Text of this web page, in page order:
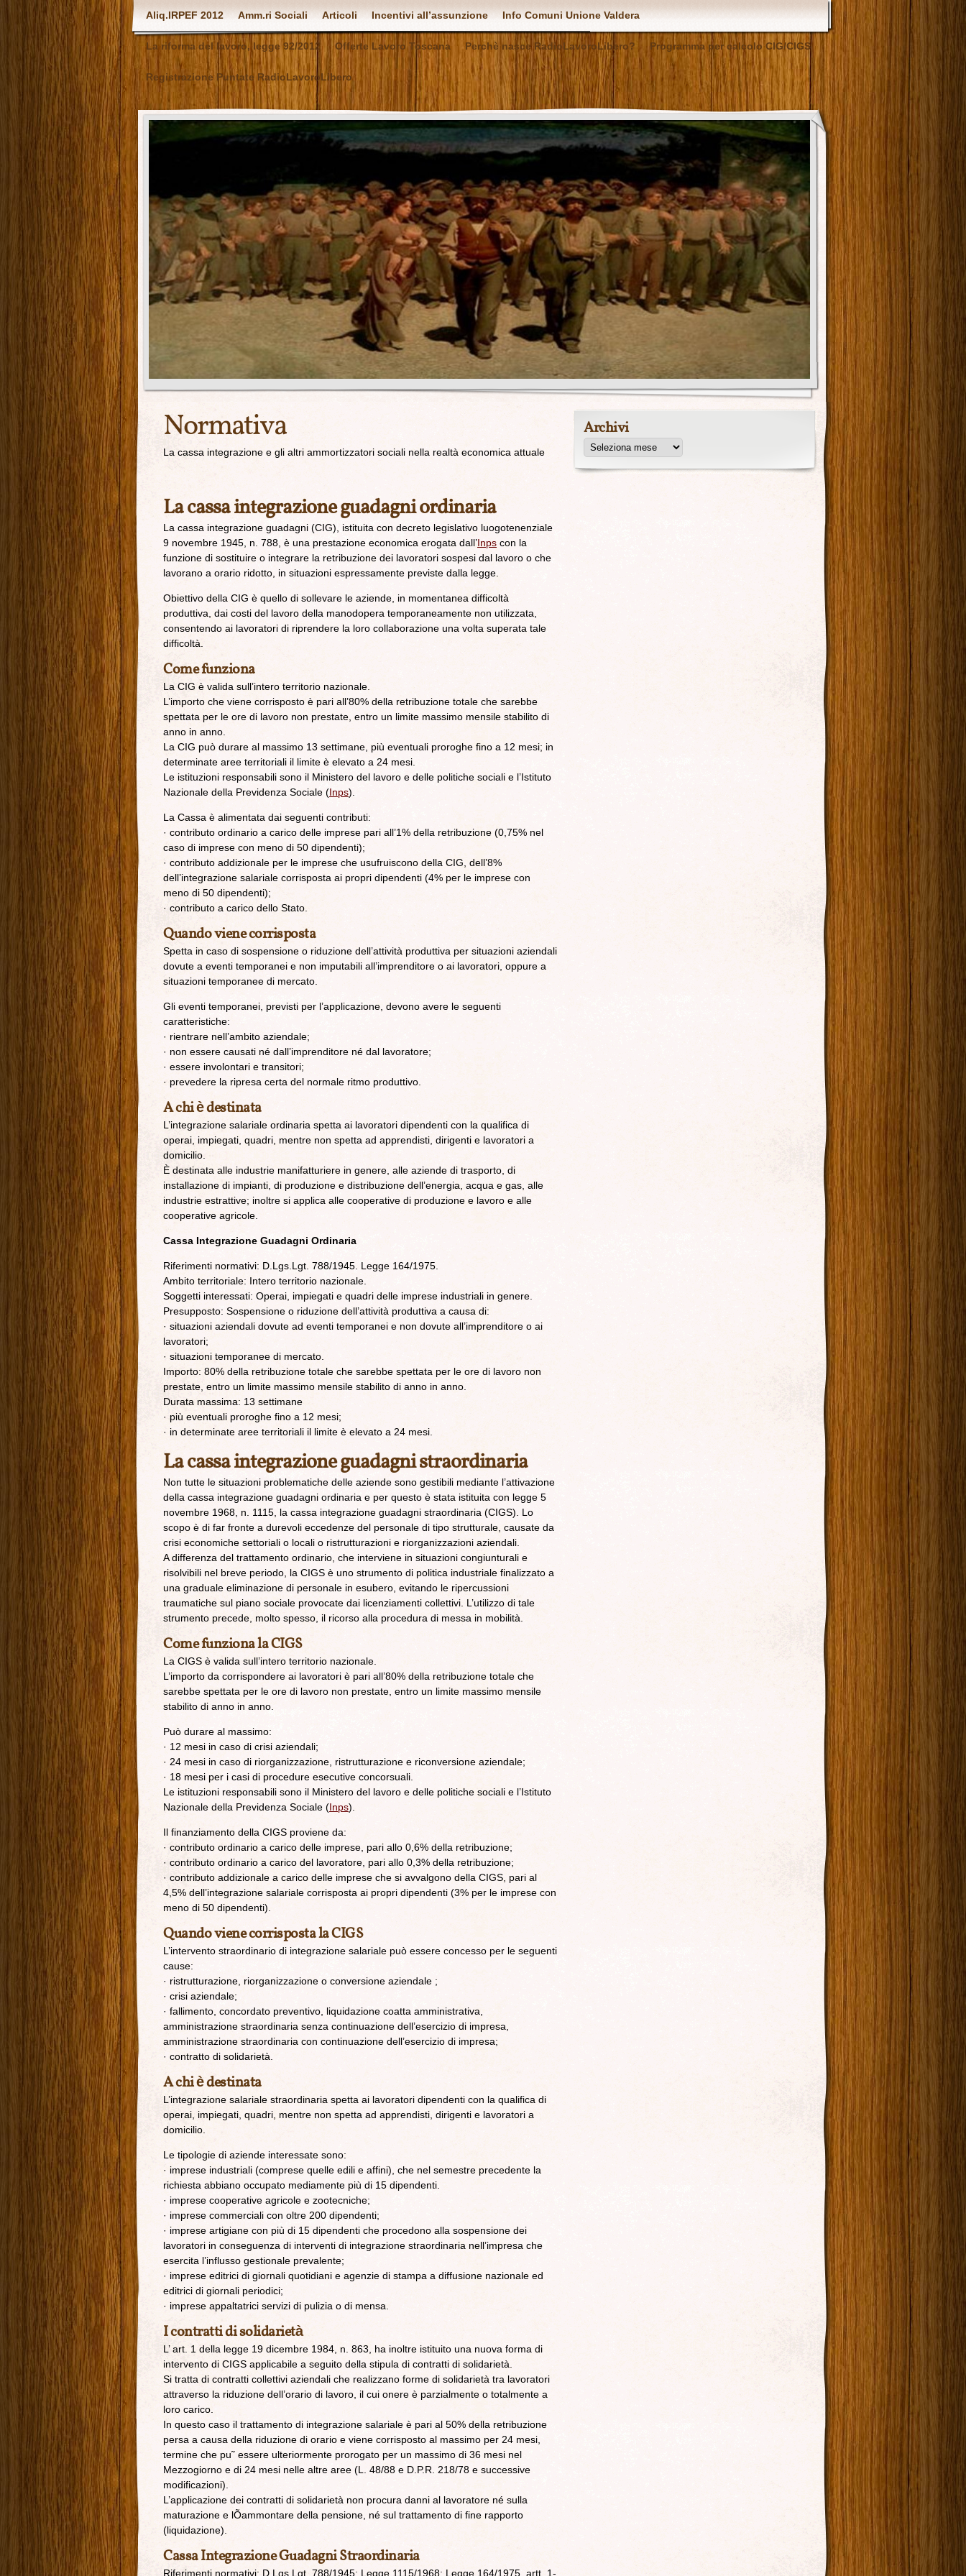
Aliq.IRPEF 2012 Amm.ri Sociali Articoli Incentivi all’assunzione Info Comuni Unione Valdera
La riforma del lavoro, legge 92/2012 Offerte Lavoro Toscana Perchè nasce RadioLavoroLibero? Programma per calcolo CIG/CIGS
Registrazione Puntate RadioLavoroLibero
Normativa
La cassa integrazione e gli altri ammortizzatori sociali nella realtà economica attuale
La cassa integrazione guadagni ordinaria
La cassa integrazione guadagni (CIG), istituita con decreto legislativo luogotenenziale
9 novembre 1945, n. 788, è una prestazione economica erogata dall’Inps con la
funzione di sostituire o integrare la retribuzione dei lavoratori sospesi dal lavoro o che
lavorano a orario ridotto, in situazioni espressamente previste dalla legge.
Obiettivo della CIG è quello di sollevare le aziende, in momentanea difficoltà
produttiva, dai costi del lavoro della manodopera temporaneamente non utilizzata,
consentendo ai lavoratori di riprendere la loro collaborazione una volta superata tale
difficoltà.
Come funziona
La CIG è valida sull’intero territorio nazionale.
L’importo che viene corrisposto è pari all’80% della retribuzione totale che sarebbe
spettata per le ore di lavoro non prestate, entro un limite massimo mensile stabilito di
anno in anno.
La CIG può durare al massimo 13 settimane, più eventuali proroghe fino a 12 mesi; in
determinate aree territoriali il limite è elevato a 24 mesi.
Le istituzioni responsabili sono il Ministero del lavoro e delle politiche sociali e l’Istituto
Nazionale della Previdenza Sociale (Inps).
La Cassa è alimentata dai seguenti contributi:
· contributo ordinario a carico delle imprese pari all’1% della retribuzione (0,75% nel
caso di imprese con meno di 50 dipendenti);
· contributo addizionale per le imprese che usufruiscono della CIG, dell’8%
dell’integrazione salariale corrisposta ai propri dipendenti (4% per le imprese con
meno di 50 dipendenti);
· contributo a carico dello Stato.
Quando viene corrisposta
Spetta in caso di sospensione o riduzione dell’attività produttiva per situazioni aziendali
dovute a eventi temporanei e non imputabili all’imprenditore o ai lavoratori, oppure a
situazioni temporanee di mercato.
Gli eventi temporanei, previsti per l’applicazione, devono avere le seguenti
caratteristiche:
· rientrare nell’ambito aziendale;
· non essere causati né dall’imprenditore né dal lavoratore;
· essere involontari e transitori;
· prevedere la ripresa certa del normale ritmo produttivo.
A chi è destinata
L’integrazione salariale ordinaria spetta ai lavoratori dipendenti con la qualifica di
operai, impiegati, quadri, mentre non spetta ad apprendisti, dirigenti e lavoratori a
domicilio.
È destinata alle industrie manifatturiere in genere, alle aziende di trasporto, di
installazione di impianti, di produzione e distribuzione dell’energia, acqua e gas, alle
industrie estrattive; inoltre si applica alle cooperative di produzione e lavoro e alle
cooperative agricole.
Cassa Integrazione Guadagni Ordinaria
Riferimenti normativi: D.Lgs.Lgt. 788/1945. Legge 164/1975.
Ambito territoriale: Intero territorio nazionale.
Soggetti interessati: Operai, impiegati e quadri delle imprese industriali in genere.
Presupposto: Sospensione o riduzione dell’attività produttiva a causa di:
· situazioni aziendali dovute ad eventi temporanei e non dovute all’imprenditore o ai
lavoratori;
· situazioni temporanee di mercato.
Importo: 80% della retribuzione totale che sarebbe spettata per le ore di lavoro non
prestate, entro un limite massimo mensile stabilito di anno in anno.
Durata massima: 13 settimane
· più eventuali proroghe fino a 12 mesi;
· in determinate aree territoriali il limite è elevato a 24 mesi.
La cassa integrazione guadagni straordinaria
Non tutte le situazioni problematiche delle aziende sono gestibili mediante l’attivazione
della cassa integrazione guadagni ordinaria e per questo è stata istituita con legge 5
novembre 1968, n. 1115, la cassa integrazione guadagni straordinaria (CIGS). Lo
scopo è di far fronte a durevoli eccedenze del personale di tipo strutturale, causate da
crisi economiche settoriali o locali o ristrutturazioni e riorganizzazioni aziendali.
A differenza del trattamento ordinario, che interviene in situazioni congiunturali e
risolvibili nel breve periodo, la CIGS è uno strumento di politica industriale finalizzato a
una graduale eliminazione di personale in esubero, evitando le ripercussioni
traumatiche sul piano sociale provocate dai licenziamenti collettivi. L’utilizzo di tale
strumento precede, molto spesso, il ricorso alla procedura di messa in mobilità.
Come funziona la CIGS
La CIGS è valida sull’intero territorio nazionale.
L’importo da corrispondere ai lavoratori è pari all’80% della retribuzione totale che
sarebbe spettata per le ore di lavoro non prestate, entro un limite massimo mensile
stabilito di anno in anno.
Può durare al massimo:
· 12 mesi in caso di crisi aziendali;
· 24 mesi in caso di riorganizzazione, ristrutturazione e riconversione aziendale;
· 18 mesi per i casi di procedure esecutive concorsuali.
Le istituzioni responsabili sono il Ministero del lavoro e delle politiche sociali e l’Istituto
Nazionale della Previdenza Sociale (Inps).
Il finanziamento della CIGS proviene da:
· contributo ordinario a carico delle imprese, pari allo 0,6% della retribuzione;
· contributo ordinario a carico del lavoratore, pari allo 0,3% della retribuzione;
· contributo addizionale a carico delle imprese che si avvalgono della CIGS, pari al
4,5% dell’integrazione salariale corrisposta ai propri dipendenti (3% per le imprese con
meno di 50 dipendenti).
Quando viene corrisposta la CIGS
L’intervento straordinario di integrazione salariale può essere concesso per le seguenti
cause:
· ristrutturazione, riorganizzazione o conversione aziendale ;
· crisi aziendale;
· fallimento, concordato preventivo, liquidazione coatta amministrativa,
amministrazione straordinaria senza continuazione dell’esercizio di impresa,
amministrazione straordinaria con continuazione dell’esercizio di impresa;
· contratto di solidarietà.
A chi è destinata
L’integrazione salariale straordinaria spetta ai lavoratori dipendenti con la qualifica di
operai, impiegati, quadri, mentre non spetta ad apprendisti, dirigenti e lavoratori a
domicilio.
Le tipologie di aziende interessate sono:
· imprese industriali (comprese quelle edili e affini), che nel semestre precedente la
richiesta abbiano occupato mediamente più di 15 dipendenti.
· imprese cooperative agricole e zootecniche;
· imprese commerciali con oltre 200 dipendenti;
· imprese artigiane con più di 15 dipendenti che procedono alla sospensione dei
lavoratori in conseguenza di interventi di integrazione straordinaria nell’impresa che
esercita l’influsso gestionale prevalente;
· imprese editrici di giornali quotidiani e agenzie di stampa a diffusione nazionale ed
editrici di giornali periodici;
· imprese appaltatrici servizi di pulizia o di mensa.
I contratti di solidarietà
L’ art. 1 della legge 19 dicembre 1984, n. 863, ha inoltre istituito una nuova forma di
intervento di CIGS applicabile a seguito della stipula di contratti di solidarietà.
Si tratta di contratti collettivi aziendali che realizzano forme di solidarietà tra lavoratori
attraverso la riduzione dell’orario di lavoro, il cui onere è parzialmente o totalmente a
loro carico.
In questo caso il trattamento di integrazione salariale è pari al 50% della retribuzione
persa a causa della riduzione di orario e viene corrisposto al massimo per 24 mesi,
termine che pu˜ essere ulteriormente prorogato per un massimo di 36 mesi nel
Mezzogiorno e di 24 mesi nelle altre aree (L. 48/88 e D.P.R. 218/78 e successive
modificazioni).
L’applicazione dei contratti di solidarietà non procura danni al lavoratore né sulla
maturazione e lÕammontare della pensione, né sul trattamento di fine rapporto
(liquidazione).
Cassa Integrazione Guadagni Straordinaria
Riferimenti normativi: D.Lgs.Lgt. 788/1945; Legge 1115/1968; Legge 164/1975, artt. 1-
Archivi